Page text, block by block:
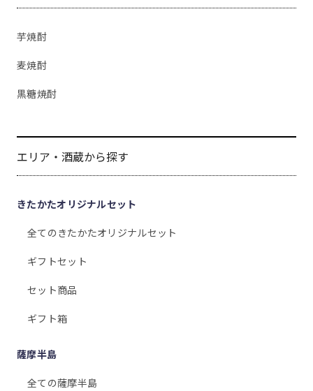
芋焼酎
麦焼酎
黒糖焼酎
エリア・酒蔵から探す
きたかたオリジナルセット
全てのきたかたオリジナルセット
ギフトセット
セット商品
ギフト箱
薩摩半島
全ての薩摩半島